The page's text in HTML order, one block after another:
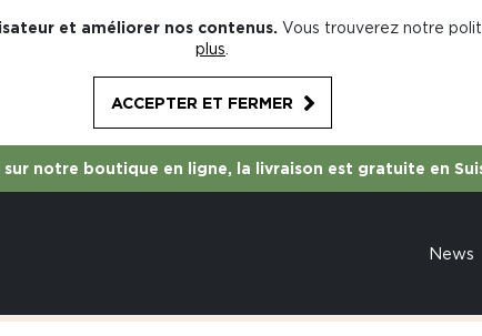
et améliorer nos contenus. Vous trouverez notre
plus
ACCEPTER ET FERMER
sur notre boutique en ligne, la livraison est gratuite en
News